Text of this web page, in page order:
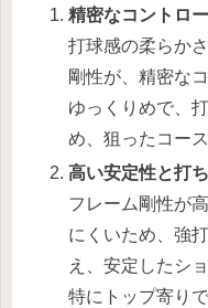
精密なコントロ
打球感の柔らか
剛性が、精密な
ゆっくりめで、
め、狙ったコー
高い安定性と打
フレーム剛性が
にくいため、強
え、安定したシ
特にトップ寄り